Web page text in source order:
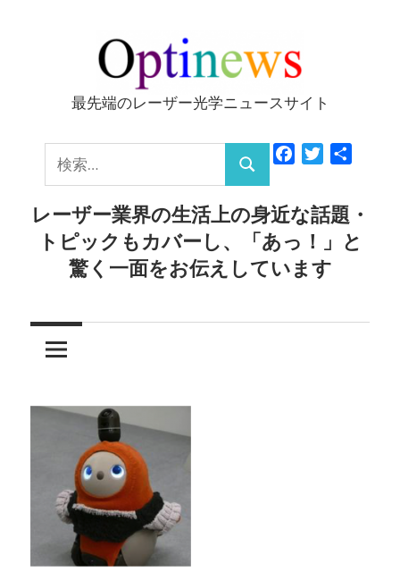
ッ
Optinews
最先端のレーザー光学ニュースサイト
索:
検
索
FacebookTwitter
レーザー業界の生活上の身近な話題・
トピックもカバーし、「あっ！」と
驚く一面をお伝えしています